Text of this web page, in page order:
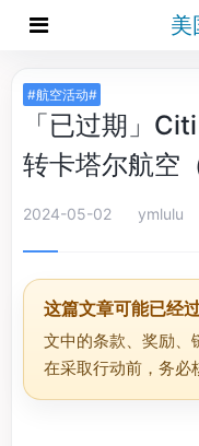
美
#航空活动#
「已过期」
转卡塔尔航空
2024-05-02 ymlulu
这篇文章可能已经
文中的条款、奖励、
在采取行动前，务必